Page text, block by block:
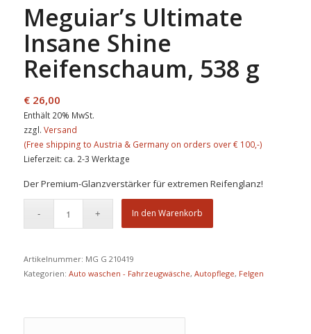
Meguiar’s Ultimate
Insane Shine
Reifenschaum, 538 g
€26,00
Enthält 20% MwSt.
zzgl. Versand
Lieferzeit: ca. 2-3 Werktage
Der Premium-Glanzverstärker für extremen Reifenglanz!
In den Warenkorb
Artikelnummer: MG G 210419
Kategorien: Auto waschen - Fahrzeugwäsche, Autopflege, Felgen